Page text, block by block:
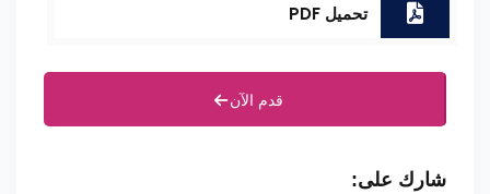
تحميل PDF
قدم الآن
شارك على: